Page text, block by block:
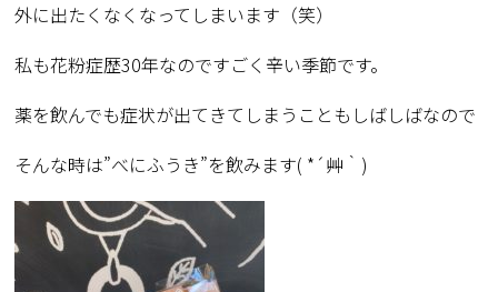
外に出たくなくなってしまいます（笑）
私も花粉症歴30年なのですごく辛い季節です。
薬を飲んでも症状が出てきてしまうこともしばしばなので
そんな時は”べにふうき”を飲みます( *´艸｀)